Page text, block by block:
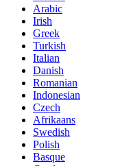
Arabic
Irish
Greek
Turkish
Italian
Danish
Romanian
Indonesian
Czech
Afrikaans
Swedish
Polish
Basque